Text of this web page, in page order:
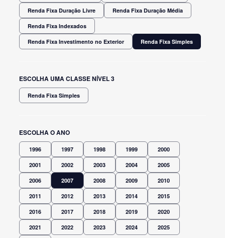
Renda Fixa Duração Livre Renda Fixa Duração Média
Renda Fixa Indexados
Renda Fixa Investimento no Exterior Renda Fixa Simples
ESCOLHA UMA CLASSE NÍVEL 3
Renda Fixa Simples
ESCOLHA O ANO
1996 1997 1998 1999 2000
2001 2002 2003 2004 2005
2006 2007 2008 2009 2010
2011 2012 2013 2014 2015
2016 2017 2018 2019 2020
2021 2022 2023 2024 2025